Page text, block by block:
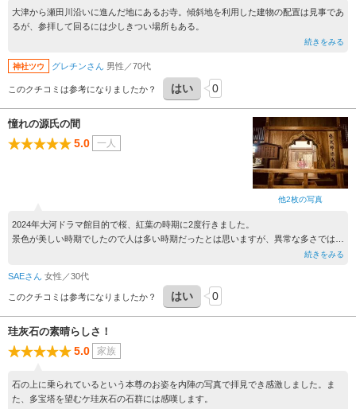
大津から瀬田川沿いに進んだ地にあるお寺。傾斜地を利用した建物の配置は見事であ
るが、参拝して回るには少しきつい場所もある。
続きをみる
神社ツウ グレチンさん 男性／70代
このクチコミは参考になりましたか？ はい 0
他2枚の写真
憧れの源氏の間
5.0 一人
2024年大河ドラマ館目的で桜、紅葉の時期に2度行きました。
景色が美しい時期でしたので人は多い時期だったとは思いますが、異常な多さではな
した気分になり、また有名な源氏の間を観られた感動の方が大きいです。
ここ数年行けていませんが、そろそろゆっくり味わいたいのでまた行きたいと思いま
続きをみる
SAEさん 女性／30代
このクチコミは参考になりましたか？ はい 0
珪灰石の素晴らしさ！
5.0 家族
石の上に乗られているという本尊のお姿を内陣の写真で拝見でき感激しました。ま
た、多宝塔を望むケ珪灰石の石群には感嘆します。